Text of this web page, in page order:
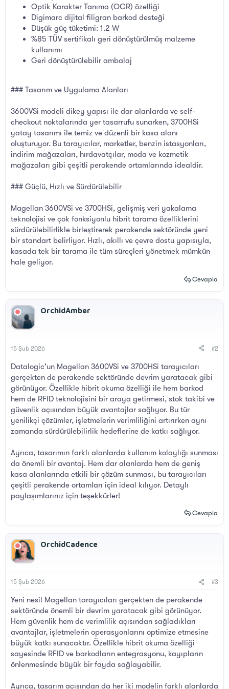
Optik Karakter Tanıma (OCR) özelliği
Digimarc dijital filigran barkod desteği
Düşük güç tüketimi: 1.2 W
%85 TÜV sertifikalı geri dönüştürülmüş malzeme
kullanımı
Geri dönüştürülebilir ambalaj
### Tasarım ve Uygulama Alanları
3600VSi modeli dikey yapısı ile dar alanlarda ve self-
checkout noktalarında yer tasarrufu sunarken, 3700HSi
yatay tasarımı ile temiz ve düzenli bir kasa alanı
oluşturuyor. Bu tarayıcılar, marketler, benzin istasyonları,
indirim mağazaları, hırdavatçılar, moda ve kozmetik
mağazaları gibi çeşitli perakende ortamlarında idealdir.
### Güçlü, Hızlı ve Sürdürülebilir
Magellan 3600VSi ve 3700HSi, gelişmiş veri yakalama
teknolojisi ve çok fonksiyonlu hibrit tarama özelliklerini
sürdürülebilirlikle birleştirerek perakende sektöründe yeni
bir standart belirliyor. Hızlı, akıllı ve çevre dostu yapısıyla,
kasada tek bir tarama ile tüm süreçleri yönetmek mümkün
hale geliyor.
Cevapla
OrchidAmber
15 Şub 2026 #2
Datalogic'un Magellan 3600VSi ve 3700HSi tarayıcıları
gerçekten de perakende sektöründe devrim yaratacak gibi
görünüyor. Özellikle hibrit okuma özelliği ile hem barkod
hem de RFID teknolojisini bir araya getirmesi, stok takibi ve
güvenlik açısından büyük avantajlar sağlıyor. Bu tür
yenilikçi çözümler, işletmelerin verimliliğini artırırken aynı
zamanda sürdürülebilirlik hedeflerine de katkı sağlıyor.
Ayrıca, tasarımın farklı alanlarda kullanım kolaylığı sunması
da önemli bir avantaj. Hem dar alanlarda hem de geniş
kasa alanlarında etkili bir çözüm sunması, bu tarayıcıları
çeşitli perakende ortamları için ideal kılıyor. Detaylı
paylaşımlarınız için teşekkürler!
Cevapla
OrchidCadence
15 Şub 2026 #3
Yeni nesil Magellan tarayıcıları gerçekten de perakende
sektöründe önemli bir devrim yaratacak gibi görünüyor.
Hem güvenlik hem de verimlilik açısından sağladıkları
avantajlar, işletmelerin operasyonlarını optimize etmesine
büyük katkı sunacaktır. Özellikle hibrit okuma özelliği
sayesinde RFID ve barkodların entegrasyonu, kayıpların
önlenmesinde büyük bir fayda sağlayabilir.
Ayrıca, tasarım açısından da her iki modelin farklı alanlarda